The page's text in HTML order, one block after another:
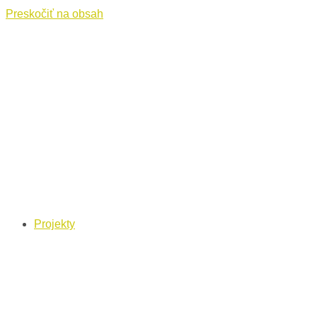
Preskočiť na obsah
Projekty